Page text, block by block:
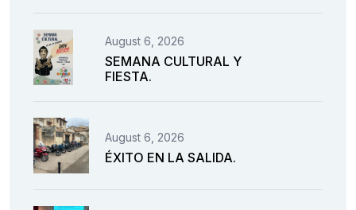
August 6, 2026
SEMANA CULTURAL Y
FIESTA.
August 6, 2026
ÉXITO EN LA SALIDA.